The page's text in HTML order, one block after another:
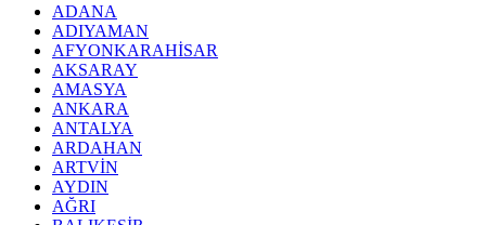
ADANA
ADIYAMAN
AFYONKARAHİSAR
AKSARAY
AMASYA
ANKARA
ANTALYA
ARDAHAN
ARTVİN
AYDIN
AĞRI